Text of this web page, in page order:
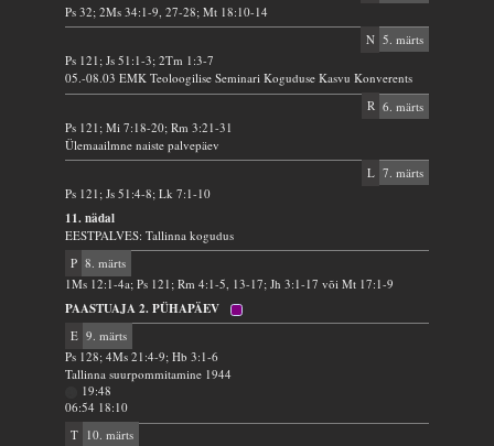
Ps 32; 2Ms 34:1-9, 27-28; Mt 18:10-14
N 5. märts
Ps 121; Js 51:1-3; 2Tm 1:3-7
05.-08.03 EMK Teoloogilise Seminari Koguduse Kasvu Konverents
R 6. märts
Ps 121; Mi 7:18-20; Rm 3:21-31
Ülemaailmne naiste palvepäev
L 7. märts
Ps 121; Js 51:4-8; Lk 7:1-10
11. nädal
EESTPALVES: Tallinna kogudus
P 8. märts
1Ms 12:1-4a; Ps 121; Rm 4:1-5, 13-17; Jh 3:1-17 või Mt 17:1-9
PAASTUAJA 2. PÜHAPÄEV
E 9. märts
Ps 128; 4Ms 21:4-9; Hb 3:1-6
Tallinna suurpommitamine 1944
19:48
06:54 18:10
T
10. märts